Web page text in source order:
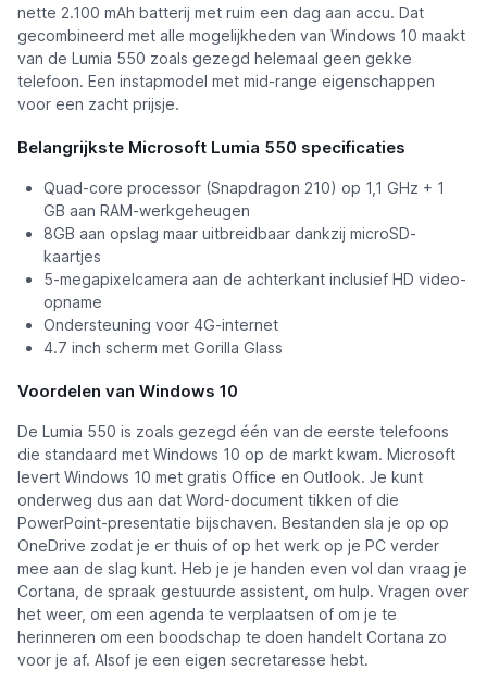
nette 2.100 mAh batterij met ruim een dag aan accu. Dat
gecombineerd met alle mogelijkheden van Windows 10 maakt
van de Lumia 550 zoals gezegd helemaal geen gekke
telefoon. Een instapmodel met mid-range eigenschappen
voor een zacht prijsje.
Belangrijkste Microsoft Lumia 550 specificaties
Quad-core processor (Snapdragon 210) op 1,1 GHz + 1
GB aan RAM-werkgeheugen
8GB aan opslag maar uitbreidbaar dankzij microSD-
kaartjes
5-megapixelcamera aan de achterkant inclusief HD video-
opname
Ondersteuning voor 4G-internet
4.7 inch scherm met Gorilla Glass
Voordelen van Windows 10
De Lumia 550 is zoals gezegd één van de eerste telefoons
die standaard met Windows 10 op de markt kwam. Microsoft
levert Windows 10 met gratis Office en Outlook. Je kunt
onderweg dus aan dat Word-document tikken of die
PowerPoint-presentatie bijschaven. Bestanden sla je op op
OneDrive zodat je er thuis of op het werk op je PC verder
mee aan de slag kunt. Heb je je handen even vol dan vraag je
Cortana, de spraak gestuurde assistent, om hulp. Vragen over
het weer, om een agenda te verplaatsen of om je te
herinneren om een boodschap te doen handelt Cortana zo
voor je af. Alsof je een eigen secretaresse hebt.